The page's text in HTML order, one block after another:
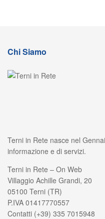
Chi Siamo
Terni in Rete nasce nel
informazione e di servizi.
Terni in Rete – On Web
Villaggio Achille Grandi, 20
05100 Terni (TR)
P.IVA 01417770557
Contatti (+39) 335 7015948